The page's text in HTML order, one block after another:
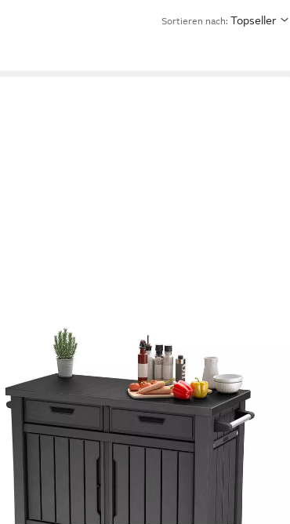
Sortieren nach: Topseller